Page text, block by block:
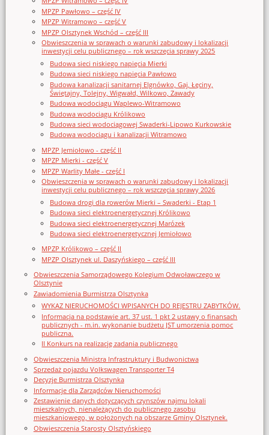
MPZP Pawłowo – część IV
MPZP Witramowo – część V
MPZP Olsztynek Wschód – część III
Obwieszczenia w sprawach o warunki zabudowy i lokalizacji
inwestycji celu publicznego – rok wszczęcia sprawy 2025
Budowa sieci niskiego napięcia Mierki
Budowa sieci niskiego napięcia Pawłowo
Budowa kanalizacji sanitarnej Elgnówko, Gaj, Łęciny,
Świętajny, Tolejny, Wigwałd, Wilkowo, Zawady
Budowa wodociągu Waplewo-Witramowo
Budowa wodociągu Królikowo
Budowa sieci wodociągowej Swaderki-Lipowo Kurkowskie
Budowa wodociągu i kanalizacji Witramowo
MPZP Jemiołowo - część II
MPZP Mierki - część V
MPZP Warlity Małe - część I
Obwieszczenia w sprawach o warunki zabudowy i lokalizacji
inwestycji celu publicznego – rok wszczęcia sprawy 2026
Budowa drogi dla rowerów Mierki – Swaderki - Etap 1
Budowa sieci elektroenergetycznej Królikowo
Budowa sieci elektroenergetycznej Marózek
Budowa sieci elektroenergetycznej Jemiołowo
MPZP Królikowo – część II
MPZP Olsztynek ul. Daszyńskiego – część III
Obwieszczenia Samorządowego Kolegium Odwoławczego w
Olsztynie
Zawiadomienia Burmistrza Olsztynka
WYKAZ NIERUCHOMOŚCI WPISANYCH DO REJESTRU ZABYTKÓW.
Informacja na podstawie art. 37 ust. 1 pkt 2 ustawy o finansach
publicznych - m.in. wykonanie budżetu JST umorzenia pomoc
publiczna.
II Konkurs na realizację zadania publicznego
Obwieszczenia Ministra Infrastruktury i Budwonictwa
Sprzedaż pojazdu Volkswagen Transporter T4
Decyzje Burmistrza Olsztynka
Informacje dla Zarządców Nieruchomości
Zestawienie danych dotyczących czynszów najmu lokali
mieszkalnych, nienależących do publicznego zasobu
mieszkaniowego, w położonych na obszarze Gminy Olsztynek.
Obwieszczenia Starosty Olsztyńskiego